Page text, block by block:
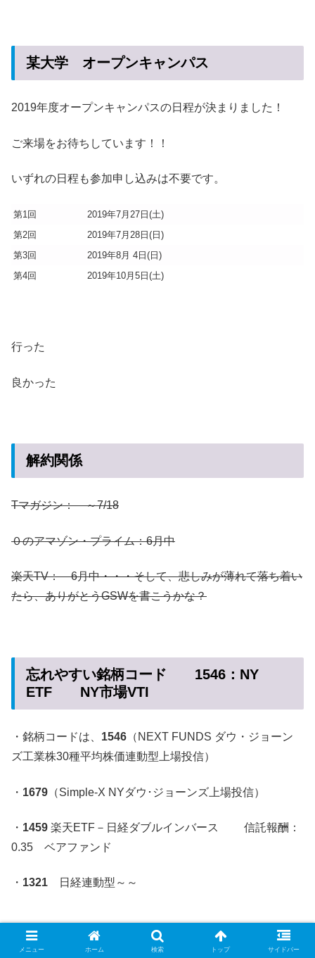
某大学 オープンキャンパス
2019年度オープンキャンパスの日程が決まりました！
ご来場をお待ちしています！！
いずれの日程も参加申し込みは不要です。
第1回
2019年7月27日(土)
第2回
2019年7月28日(日)
第3回
2019年8月 4日(日)
第4回
2019年10月5日(土)
行った
良かった
解約関係
Tマガジン： ～7/18
０のアマゾン・プライム：6月中
楽天TV： 6月中・・・そして、悲しみが薄れて落ち着い
たら、ありがとうGSWを書こうかな？
忘れやすい銘柄コード 1546：NY
ETF NY市場VTI
・銘柄コードは、 1546 （NEXT FUNDS ダウ・ジョーン
ズ工業株30種平均株価連動型上場投信）
・ 1679 （Simple-X NYダウ･ジョーンズ上場投信）
・ 1459 楽天ETF－日経ダブルインバース 信託報酬：
0.35 ベアファンド
・ 1321 日経連動型～～
メニュー ホーム 検索 トップ サイドバー